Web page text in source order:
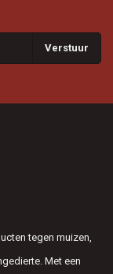
Verstuur
tegen muizen,
Met een